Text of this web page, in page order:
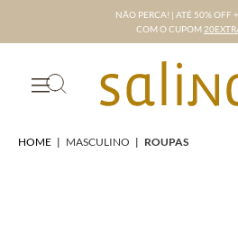
NÃO PERCA! | ATÉ 50% OFF
COM O CUPOM
HOME | MASCULINO | ROUPAS